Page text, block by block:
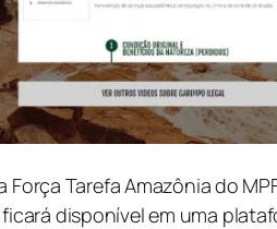
Tarefa Amazônia do
ficará disponível em uma